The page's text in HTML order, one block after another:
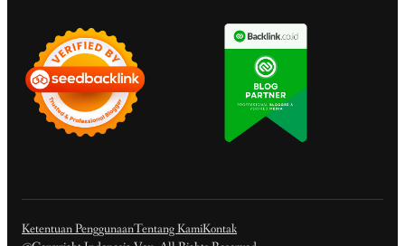
Ketentuan PenggunaanTentang KamiKontak